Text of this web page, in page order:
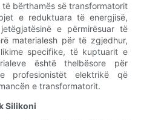
bërthamës së transformatorit
e reduktuara të energjisë,
e përmirësuar të
materialesh për të zgjedhur,
specifike, të kuptuarit e
është thelbësore për
profesionistët elektrikë që
e transformatorit.
Silikoni